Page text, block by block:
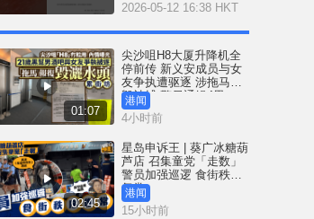
2026-05-12 16:38 HKT
01:07
尖沙咀H8大厦升降机全
停前传 新义安成员与女
友争执遭驱逐 涉拖马刑
毁被捕 警另通缉4男
港闻
4小时前
02:45
星岛申诉王 | 葵广冰糖葫
芦店 召集童党「走数」
警员加强巡逻 食街秩序
复常
港闻
15小时前